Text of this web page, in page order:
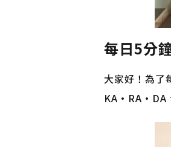
每日5分
大家好！為了